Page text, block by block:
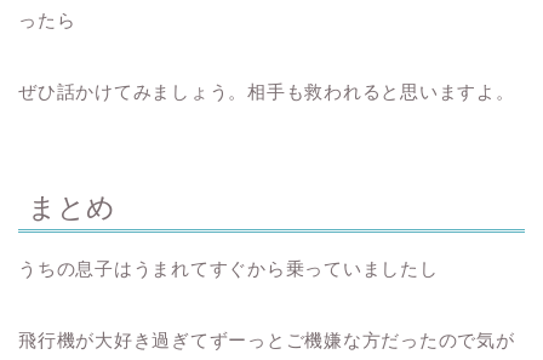
ったら
ぜひ話かけてみましょう。相手も救われると思いますよ。
まとめ
うちの息子はうまれてすぐから乗っていましたし
飛行機が大好き過ぎてずーっとご機嫌な方だったので気が